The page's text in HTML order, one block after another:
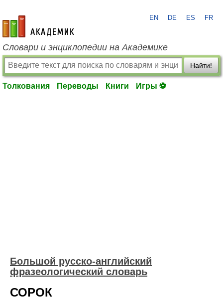
academic.ru
EN DE ES FR
Словари и энциклопедии на Академике
Найти!
Толкования Переводы Книги Игры ⚽
Большой русско-английский
фразеологический словарь
СОРОК